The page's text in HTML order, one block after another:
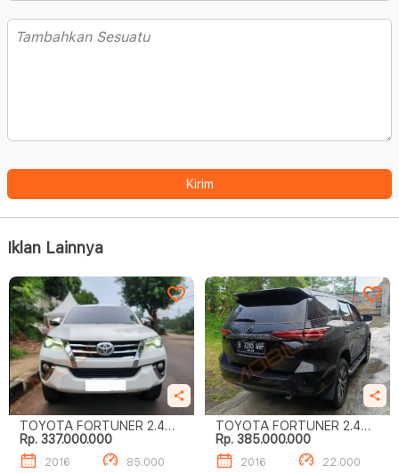
Kirim
Iklan Lainnya
TOYOTA FORTUNER 2.4
VRZ
Rp. 337.000.000
2016 85.000
TOYOTA FORTUNER 2.4
VRZ
Rp. 385.000.000
2016 22.000